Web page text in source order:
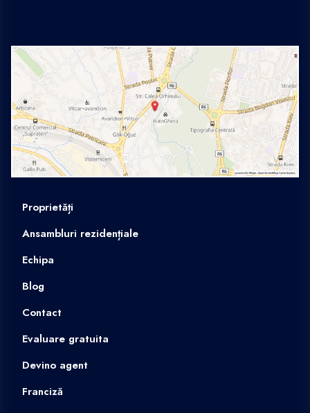
Proprietăți
Ansambluri rezidențiale
Echipa
Blog
Contact
Evaluare gratuita
Devino agent
Franciză